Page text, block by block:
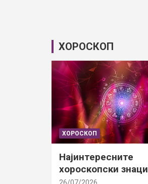
ХОРОСКОП
ХОРОСКОП
Најинтересните
хороскопски знаци